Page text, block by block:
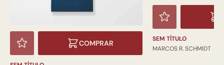
COMPRAR
SEM TÍTULO
MARCOS R. SCHMIDT